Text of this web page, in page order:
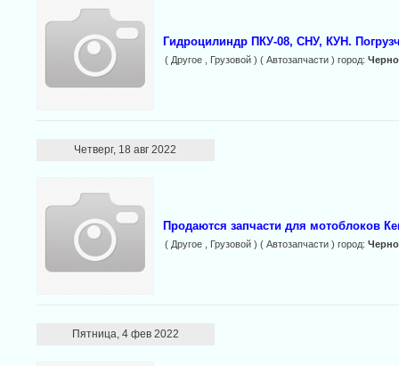
Гидроцилиндр ПКУ-08, СНУ, КУН.
( Другое , Грузовой ) ( Автозапчасти ) город:
Четверг, 18 авг 2022
Продаются запчасти для мотоблоков
( Другое , Грузовой ) ( Автозапчасти ) город:
Пятница, 4 фев 2022